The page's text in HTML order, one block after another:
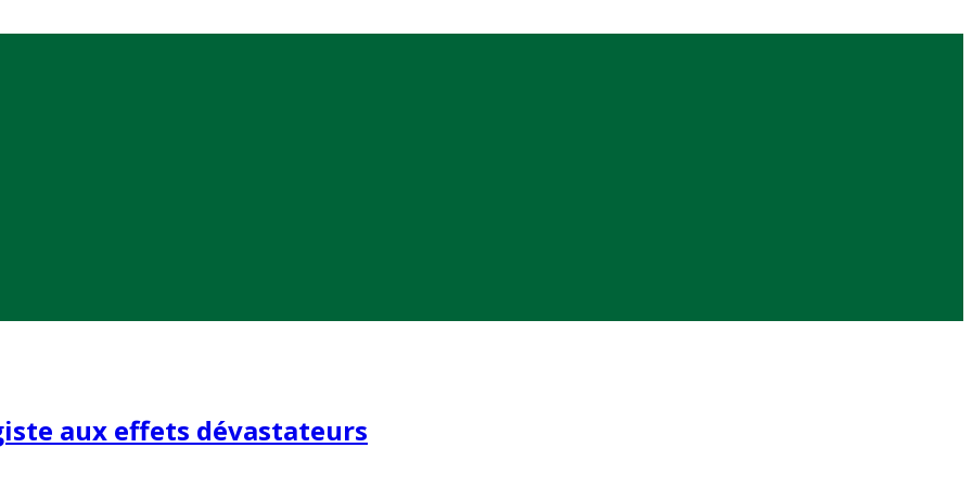
aux effets dévastateurs